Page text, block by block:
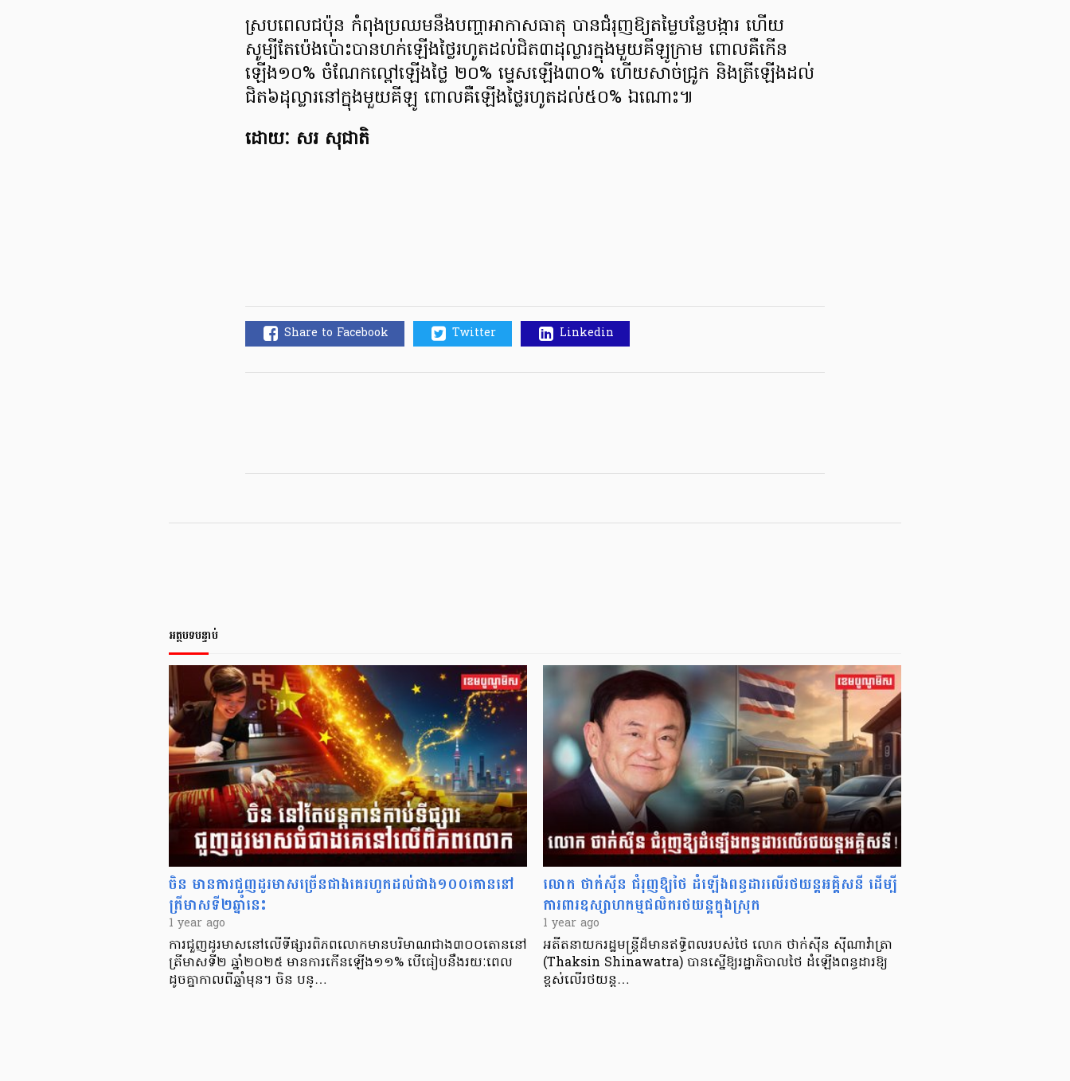
ស្របពេលជប៉ុន កំពុងប្រឈមនឹងបញ្ហាអាកាសធាតុ បានជំរុញឱ្យតម្លៃបន្លែបង្ការ ហើយ
សូម្បីតែប៉េងប៉ោះបានហក់ឡើងថ្លៃរហូតដល់ជិត៣ដុល្លារក្នុងមួយគីឡូក្រាម ពោលគឺកើន
ឡើង១០% ចំណែកល្ពៅឡើងថ្លៃ ២០% ម្ទេសឡើង៣០% ហើយសាច់ជ្រូក និងត្រីឡើងដល់
ជិត៦ដុល្លារនៅក្នុងមួយគីឡូ ពោលគឺឡើងថ្លៃរហូតដល់៥០% ឯណោះ៕
ដោយៈ សរ សុជាតិ
Share to Facebook Twitter Linkedin
អត្ថបទបន្ទាប់
ចិន មានការជួញដូរមាសច្រើនជាងគេរហូតដល់ជាង១០០តោននៅ
ត្រីមាសទី២ឆ្នាំនេះ
1 year ago
ការជួញដូរមាសនៅលើទីផ្សារពិភពលោកមានបរិមាណជាង៣០០តោននៅ
ត្រីមាសទី២ ឆ្នាំ២០២៥ មានការកើនឡើង១១% បើធៀបនឹងរយៈពេល
ដូចគ្នាកាលពីឆ្នាំមុន។ ចិន បន្…
លោក ថាក់ស៊ីន ជំរុញឱ្យថៃ ដំឡើងពន្ធដារលើរថយន្តអគ្គិសនី ដើម្បី
ការពារឧស្សាហកម្មផលិតរថយន្តក្នុងស្រុក
1 year ago
អតីតនាយករដ្ឋមន្ត្រីដ៏មានឥទ្ធិពលរបស់ថៃ លោក ថាក់ស៊ីន ស៊ីណាវ៉ាត្រា
(Thaksin Shinawatra) បានស្នើឱ្យរដ្ឋាភិបាលថៃ ដំឡើងពន្ធដារឱ្យ
ខ្ពស់លើរថយន្ត…